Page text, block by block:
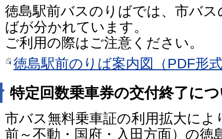
徳島駅前バスのりばでは、市バ
ばが分かれています。
ご利用の際はご注意ください。
徳島駅前のりば案内図（PDF形
特定回数乗車券の交付終了に
市バス無料乗車証の利用拡大によ
前～不動・国府・入田方面）の徳